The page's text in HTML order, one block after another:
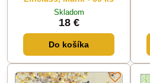
Skladom
18 €
Do košíka